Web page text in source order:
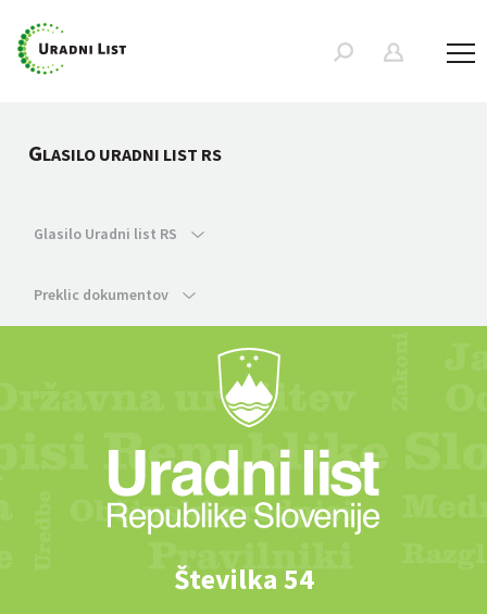
GLASILO URADNI LIST RS
Glasilo Uradni list RS
Preklic dokumentov
Številka 54